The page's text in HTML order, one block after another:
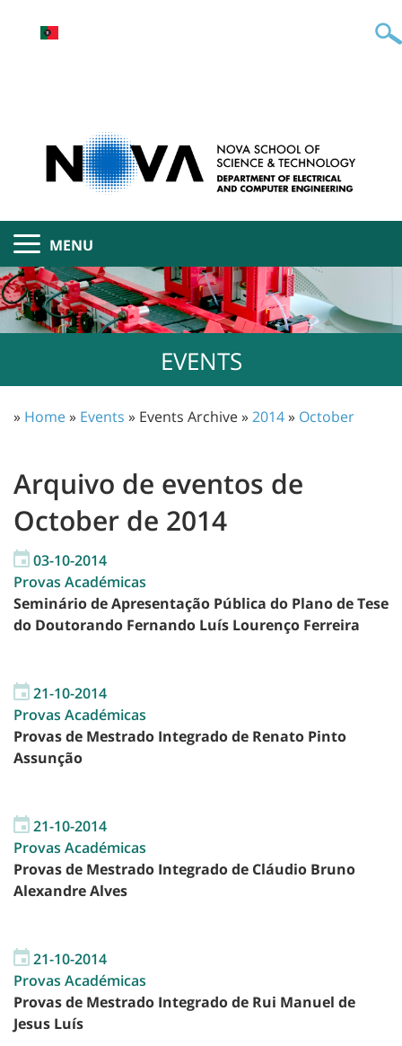
MENU
EVENTS
» Home» Events » Events Archive »2014» October
Arquivo de eventos de
October de 2014
03-10-2014
Provas Académicas
Seminário de Apresentação Pública do Plano de Tese
do Doutorando Fernando Luís Lourenço Ferreira
21-10-2014
Provas Académicas
Provas de Mestrado Integrado de Renato Pinto
Assunção
21-10-2014
Provas Académicas
Provas de Mestrado Integrado de Cláudio Bruno
Alexandre Alves
21-10-2014
Provas Académicas
Provas de Mestrado Integrado de Rui Manuel de
Jesus Luís